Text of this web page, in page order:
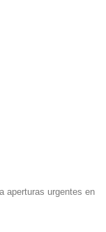
aperturas urgentes en